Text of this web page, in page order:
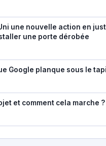
une nouvelle action en
une porte dérobée
Google planque sous le
et comment cela marche ?